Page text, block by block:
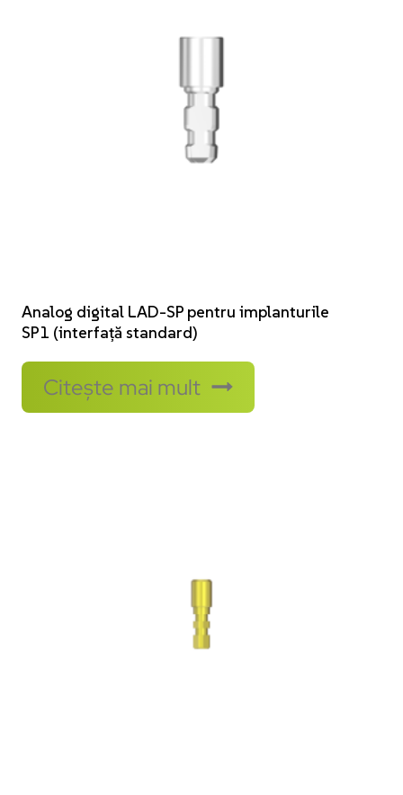
Analog digital LAD-SP pentru implanturile
SP1 (interfață standard)
Citește mai mult